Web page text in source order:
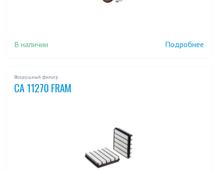
В наличии Подробнее
Воздушный фильтр
CA 11270 FRAM